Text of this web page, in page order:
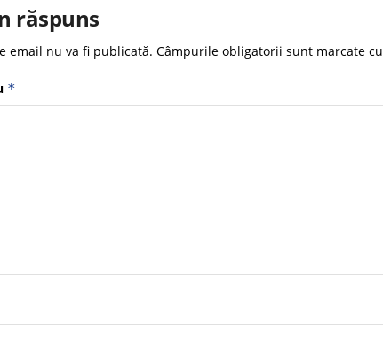
răspuns
email nu va fi publicată. Câmpurile obligatorii sunt marcate cu
*